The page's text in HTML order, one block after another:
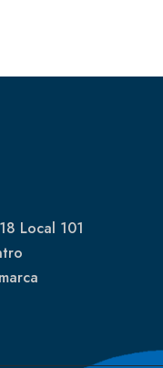
Local 101